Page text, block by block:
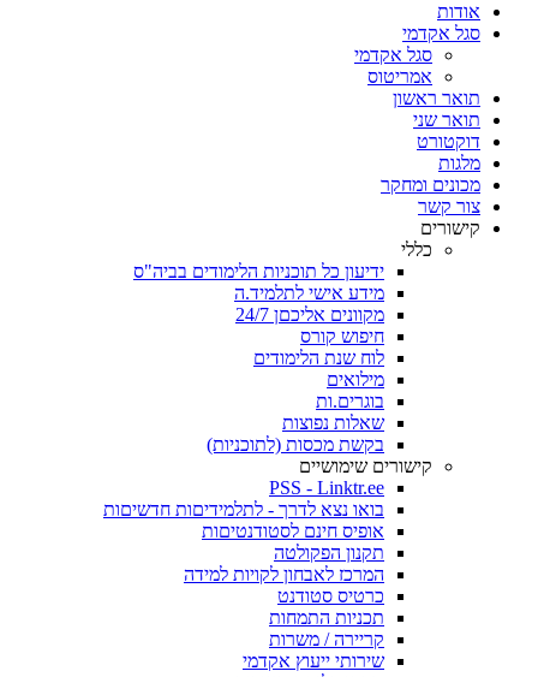
אודות
סגל אקדמי
סגל אקדמי
אמריטוס
תואר ראשון
תואר שני
דוקטורט
מלגות
מכונים ומחקר
צור קשר
קישורים
כללי
ידיעון כל תוכניות הלימודים בביה"ס
מידע אישי לתלמיד.ה
מקוונים אליכםן 24/7
חיפוש קורס
לוח שנת הלימודים
מילואים
בוגרים.ות
שאלות נפוצות
בקשת מכסות (לתוכניות)
קישורים שימושיים
PSS - Linktr.ee
בואו נצא לדרך - לתלמידיםות חדשיםות
אופיס חינם לסטודנטיםות
תקנון הפקולטה
המרכז לאבחון לקויות למידה
כרטיס סטודנט
תכניות התמחות
קריירה / משרות
שירותי ייעוץ אקדמי